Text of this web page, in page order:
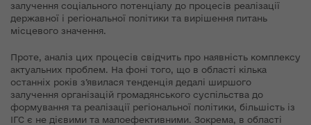
залучення соціального потенціалу до процесів реалізації
державної і регіональної політики та вирішення питань
місцевого значення.
Проте, аналіз цих процесів свідчить про наявність комплексу
актуальних проблем. На фоні того, що в області кілька
останніх років з’явилася тенденція дедалі ширшого
залучення організацій громадянського суспільства до
формування та реалізації регіональної політики, більшість із
ІГС є не дієвими та малоефективними. Зокрема, в області